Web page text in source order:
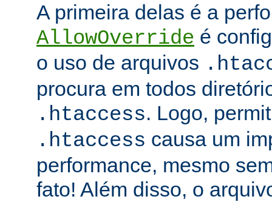
A primeira delas é a
AllowOverride é
o uso de arquivos
procura em todos
.htaccess. Logo,
.htaccess causa um
performance, mesmo
fato! Além disso, o